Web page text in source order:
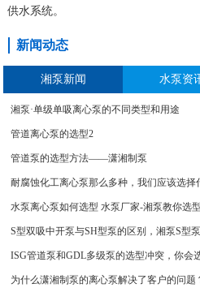
供水系统。
新闻动态
湘泵新闻 水泵资
湘泵·单级单吸离心泵的不同类型和用途
管道离心泵的选型2
管道泵的选型方法——潇湘制泵
耐腐蚀化工离心泵那么多种，我们应该选择
水泵离心泵如何选型 水泵厂家-湘泵教你选型
S型双吸中开泵与SH型泵的区别，湘泵S型
ISG管道泵和GDL多级泵的选型冲突，你会
为什么潇湘制泵的离心泵解决了客户的问题